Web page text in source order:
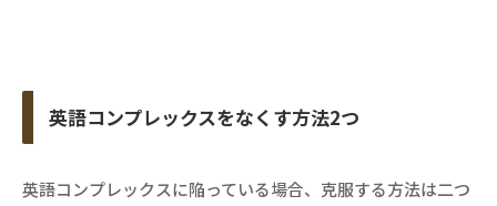
英語コンプレックスをなくす方法2つ
英語コンプレックスに陥っている場合、克服する方法は二つ